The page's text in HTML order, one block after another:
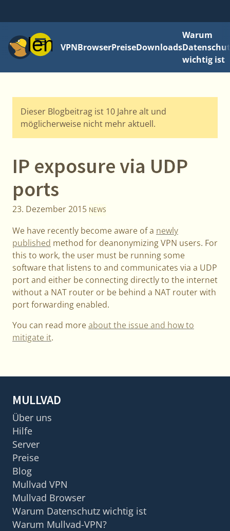
MenüVPNBrowserPreiseDownloads
Warum
wichtig ist
Dieser Blogbeitrag ist 10 Jahre alt und
möglicherweise nicht mehr aktuell.
IP exposure via UDP
ports
23. Dezember 2015 NEWS
We have recently become aware of a newly
published method for deanonymizing VPN users. For
this to work, the user must be running some
software that listens to and communicates via a UDP
port and either be connecting directly to the internet
without a NAT router or be behind a NAT router with
port forwarding enabled.
You can read moreabout the issue and how to
mitigate it.
MULLVAD
Über uns
Hilfe
Server
Preise
Blog
Mullvad VPN
Mullvad Browser
Warum Datenschutz wichtig ist
Warum Mullvad-VPN?